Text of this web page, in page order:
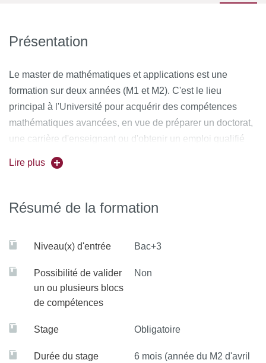
Présentation
Le master de mathématiques et applications est une
formation sur deux années (M1 et M2). C'est le lieu
principal à l'Université pour acquérir des compétences
mathématiques avancées, en vue de préparer un doctorat,
une carrière d'enseignant ou d'obtenir un emploi qualifié
dans un des nombreux domaines d'application des
mathématiques.
School Mathematical Sciences d'Université Paris Cité,
recherche de pointe. La Graduate School propose des
théorique à des applications modernes à fort potentiel
social et interdisciplinaire, comme les sciences des
données, l'intelligence artificielle et la cryptographie.
savoir plus >
Lire plus
Résumé de la formation
Niveau(x) d'entrée Bac+3
Possibilité de valider
un ou plusieurs blocs
de compétences
Non
Stage Obligatoire
Durée du stage
6 mois (année du M2 d'avril